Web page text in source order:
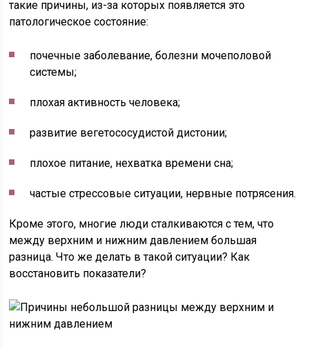
такие причины, из-за которых появляется это
патологическое состояние:
почечные заболевание, болезни мочеполовой
системы;
плохая активность человека;
развитие вегетососудистой дистонии;
плохое питание, нехватка времени сна;
частые стрессовые ситуации, нервные потрясения.
Кроме этого, многие люди сталкиваются с тем, что
между верхним и нижним давлением большая
разница. Что же делать в такой ситуации? Как
восстановить показатели?